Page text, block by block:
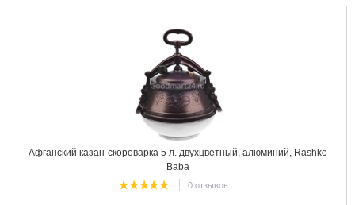
Афганский казан-скороварка 5 л. двухцветный, алюминий, Rashko
Baba
0 отзывов